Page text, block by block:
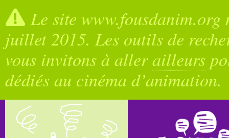
Le site
juillet 2015. Les outils de
vous invitons à allerailleurs
dédiés au cinéma d’animation.